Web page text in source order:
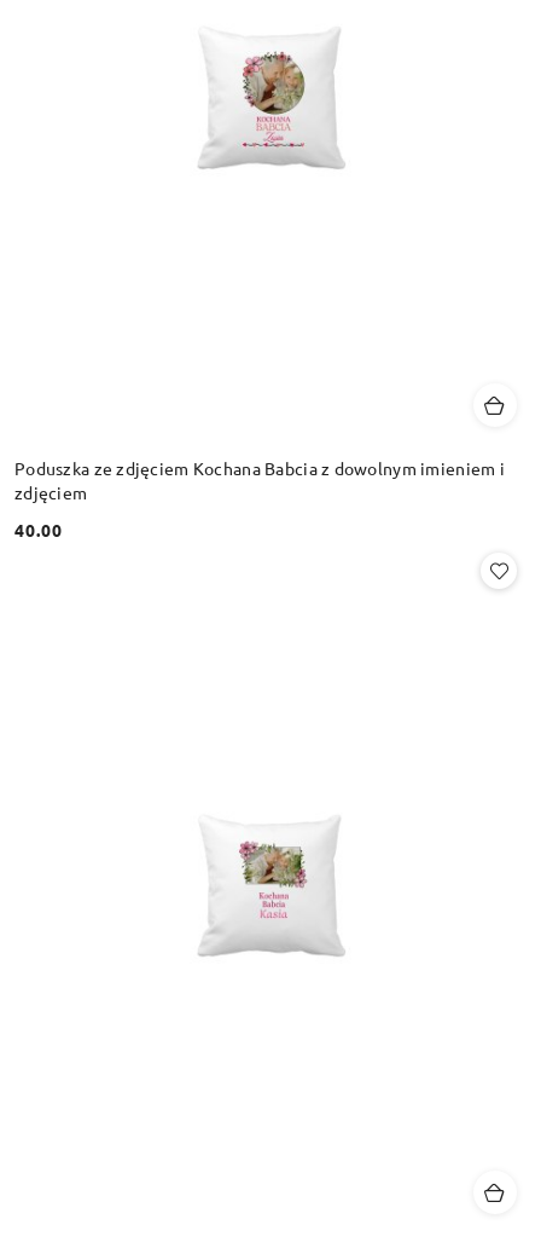
Poduszka ze zdjęciem Kochana Babcia z dowolnym imieniem i
zdjęciem
Cena:
40.00